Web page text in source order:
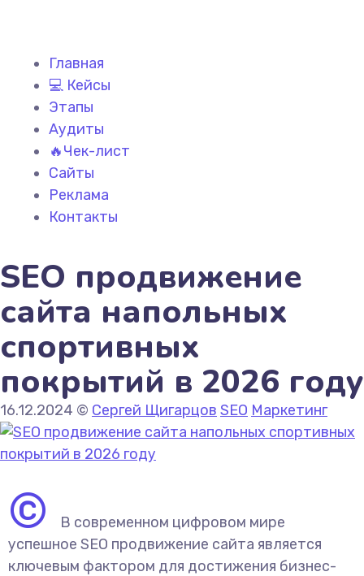
Главная
💻 Кейсы
Этапы
Аудиты
🔥Чек-лист
Сайты
Реклама
Контакты
SEO продвижение
сайта напольных
спортивных
покрытий в 2026 году
16.12.2024 © Сергей Щигарцов SEO Маркетинг
©
В современном цифровом мире
успешное SEO продвижение сайта является
ключевым фактором для достижения бизнес-